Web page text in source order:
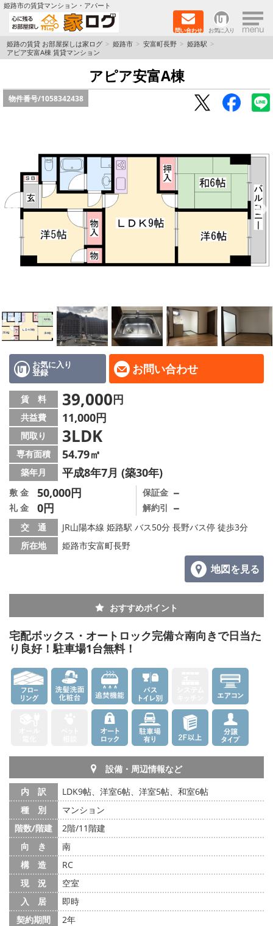
姫路市の賃貸マンション・アパート
問い合わせ お気に入り ×
TOPページ
ペットOK物件
保証人不要物件
初期費用リーズナブル物件
都市ガス物件
路線·駅から探す
地図から探す
スタッフ
店舗情報·アクセス
会社概要
メールでお問い合わせ
姫路の賃貸 お部屋探しは家ログ 姫路市 安富町長野
姫路駅
アピア安富A棟 賃貸マンション
アピア安富A棟
物件番号/1058342438
お気に入り
登録 お問い合わせ
賃 料 39,000円
共益費 11,000円
間取り 3LDK
専有面積 54.79㎡
築年月 平成8年7月 (築30年)
敷 金 50,000円
礼 金 0円
保証金 －
解約引 －
交 通
JR山陽本線 姫路駅 バス50分 長野バス停 徒歩3分
所在地
姫路市安富町長野
地図を見る
おすすめポイント
宅配ボックス・オートロック完備☆南向きで日当た
り良好！駐車場1台無料！
設備・周辺情報など
内 訳
LDK9帖、洋室6帖、洋室5帖、和室6帖
種 別
マンション
階数/階建
2階/11階建
向 き
南
構 造
RC
現 況
空室
入 居
即時
契約期間
2年